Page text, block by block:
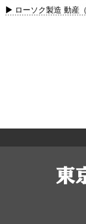
▶ ローソク製造 動産（